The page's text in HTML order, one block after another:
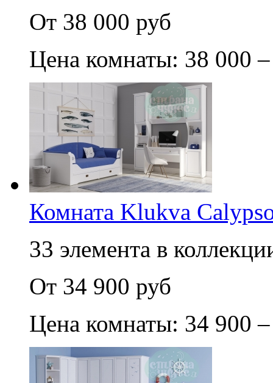
От 38 000 руб
Цена комнаты: 38 000
Комната Klukva
33 элемента в
От 34 900 руб
Цена комнаты: 34 900